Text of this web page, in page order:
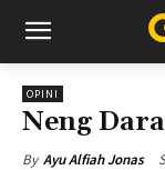
OPINI
Neng
By Ayu Alfiah Jonas